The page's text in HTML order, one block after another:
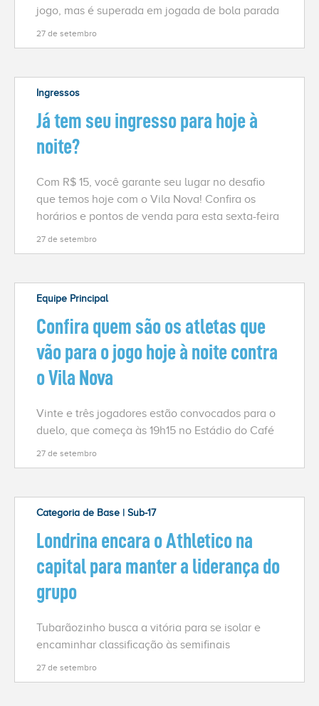
jogo, mas é superada em jogada de bola parada
27 de setembro
Ingressos
Já tem seu ingresso para hoje à
noite?
Com R$ 15, você garante seu lugar no desafio
que temos hoje com o Vila Nova! Confira os
horários e pontos de venda para esta sexta-feira
27 de setembro
Equipe Principal
Confira quem são os atletas que
vão para o jogo hoje à noite contra
o Vila Nova
Vinte e três jogadores estão convocados para o
duelo, que começa às 19h15 no Estádio do Café
27 de setembro
Categoria de Base | Sub-17
Londrina encara o Athletico na
capital para manter a liderança do
grupo
Tubarãozinho busca a vitória para se isolar e
encaminhar classificação às semifinais
27 de setembro